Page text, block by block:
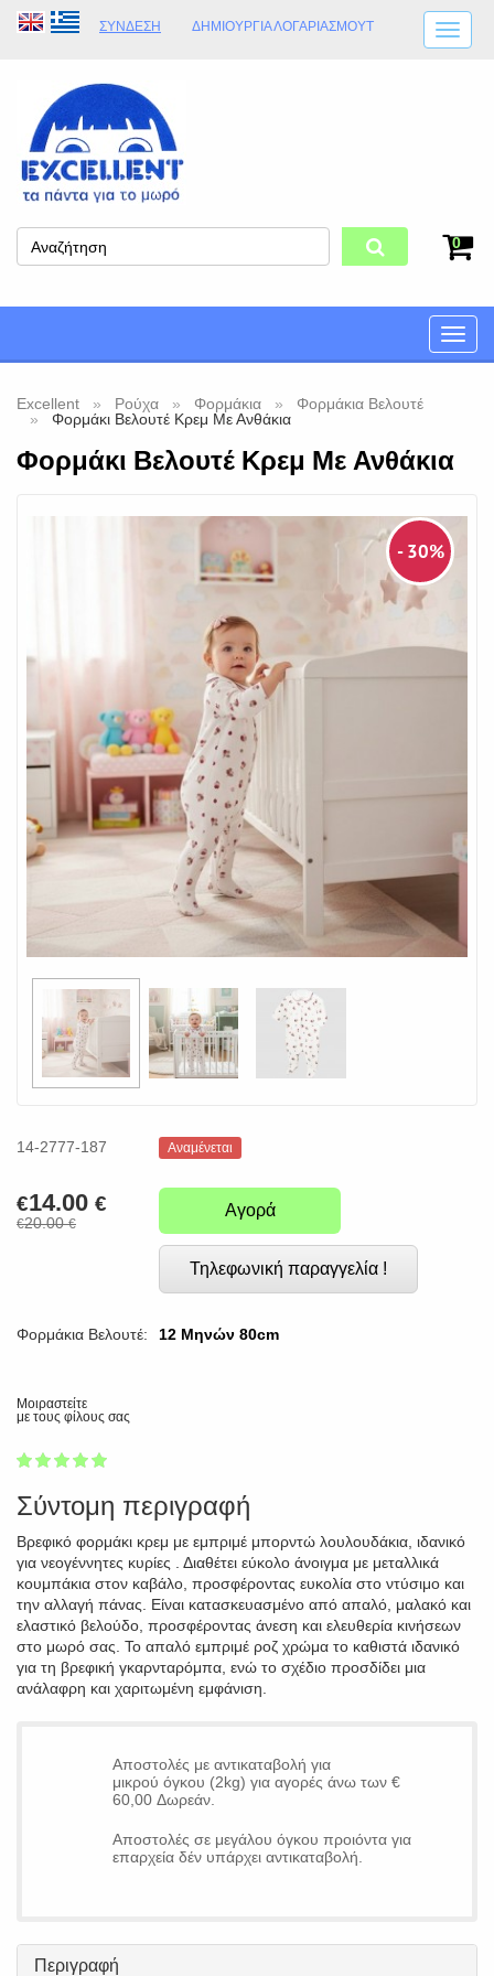
ΣΎΝΔΕΣΗ ΔΗΜΙΟΥΡΓΊΑ ΛΟΓΑΡΙΑΣΜΟΎT
ΩΡΆΡΙΟ ΚΑΤΑΣΤΉΜΑΤΟΣ
ΦΥΣΙΚΌ ΚΑΤΆΣΤΗΜΑ
0
Toggle
Excellent Ρούχα Φορμάκια
Φορμάκια Βελουτέ
Φορμάκι Βελουτέ Κρεμ Με Ανθάκια
Φορμάκι Βελουτέ Κρεμ Με Ανθάκια
- 30%
14-2777-187 Αναμένεται
€14.00 €
€20.00€
Αγορά
Τηλεφωνική παραγγελία !
Φορμάκια Βελουτέ: 12 Μηνών 80cm
Μοιραστείτε
με τους φίλους σας
1
2
3
4
5
Σύντομη περιγραφή
Βρεφικό φορμάκι κρεμ με εμπριμέ μπορντώ λουλουδάκια, ιδανικό
για νεογέννητες κυρίες . Διαθέτει εύκολο άνοιγμα με μεταλλικά
κουμπάκια στον καβάλο, προσφέροντας ευκολία στο ντύσιμο και
την αλλαγή πάνας. Είναι κατασκευασμένο από απαλό, μαλακό και
ελαστικό βελούδο, προσφέροντας άνεση και ελευθερία κινήσεων
στο μωρό σας. Το απαλό εμπριμέ ροζ χρώμα το καθιστά ιδανικό
για τη βρεφική γκαρνταρόμπα, ενώ το σχέδιο προσδίδει μια
ανάλαφρη και χαριτωμένη εμφάνιση.
Αποστολές με αντικαταβολή για
μικρού όγκου (2kg) για αγορές άνω των €
60,00 Δωρεάν.
Αποστολές σε μεγάλου όγκου προιόντα για
επαρχεία δέν υπάρχει αντικαταβολή.
Περιγραφή